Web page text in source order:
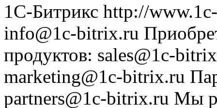
1С-Битрикс http://
info@1c-bitrix.ru
продуктов: sales@1c-
marketing@1c-bitrix.ru
partners@1c-bitrix.ru Мы